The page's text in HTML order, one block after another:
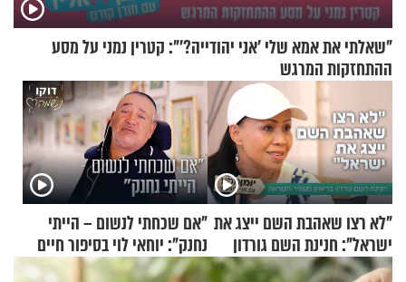
"שאלתי את אמא שלי 'אני יהודייה?'": קטרין נמני על מסע
ההתחזקות המרגש
"לא רצו שאהבת השם ייצג את
ישראל": חנינת השם גורדון
בריאיון מעורר השראה
"אם שכחתי לנשום – הייתי
נחנק": יוחאי לוי בסיפור חיים
מעורר השראה